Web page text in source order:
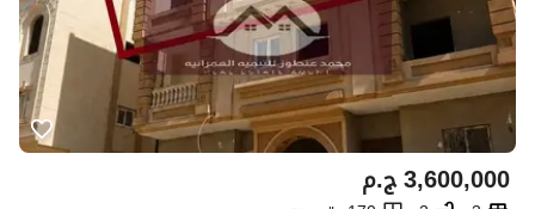
ج.م3,600,000